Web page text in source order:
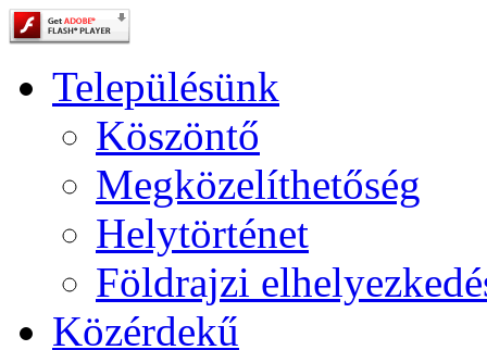
Településünk
Köszöntő
Megközelíthetőség
Helytörténet
Földrajzi
Közérdekű